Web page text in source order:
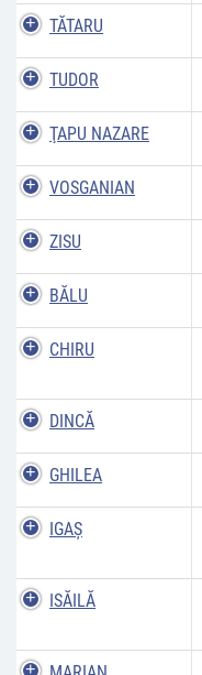
TĂTARU
TUDOR
ŢAPU NAZARE
VOSGANIAN
ZISU
BĂLU
CHIRU
DINCĂ
GHILEA
IGAŞ
ISĂILĂ